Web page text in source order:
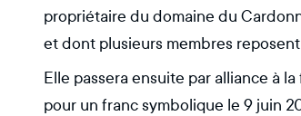
propriétaire du domaine du
et dont plusieurs membres
Elle passera ensuite par alliance à
pour un franc symbolique le 9 juin